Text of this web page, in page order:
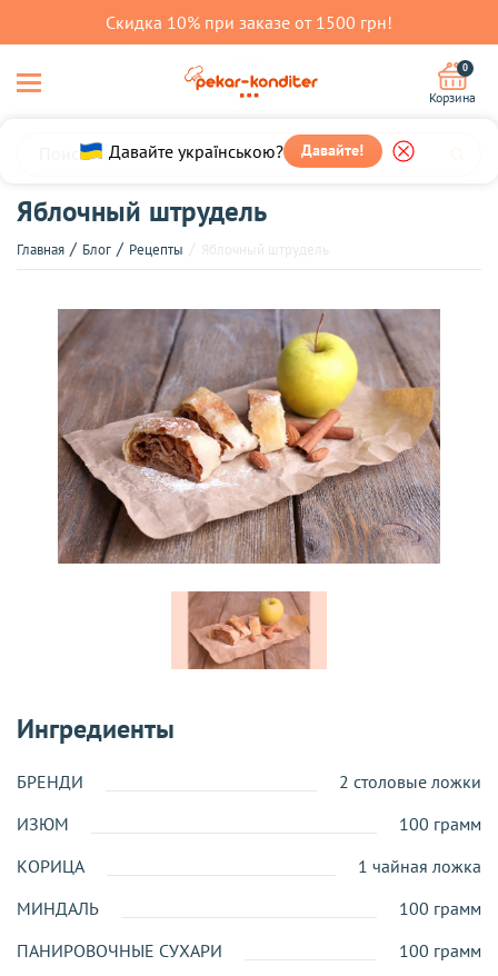
Скидка 10% при заказе от 1500 грн!
Давайте українською? Давайте!
0
Корзина
Яблочный штрудель
Главная Блог Рецепты
Ингредиенты
БРЕНДИ
2 столовые ложки
ИЗЮМ
100 грамм
КОРИЦА
1 чайная ложка
МИНДАЛЬ
100 грамм
ПАНИРОВОЧНЫЕ СУХАРИ
100 грамм